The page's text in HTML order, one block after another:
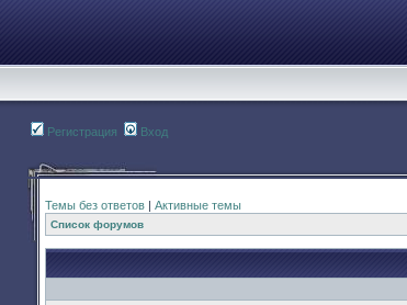
Регистрация Вход
Темы без ответов | Активные темы
Список форумов